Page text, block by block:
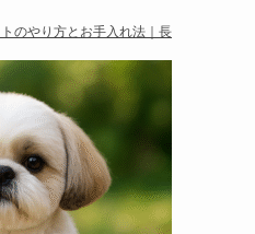
のやり方とお手入れ法｜長